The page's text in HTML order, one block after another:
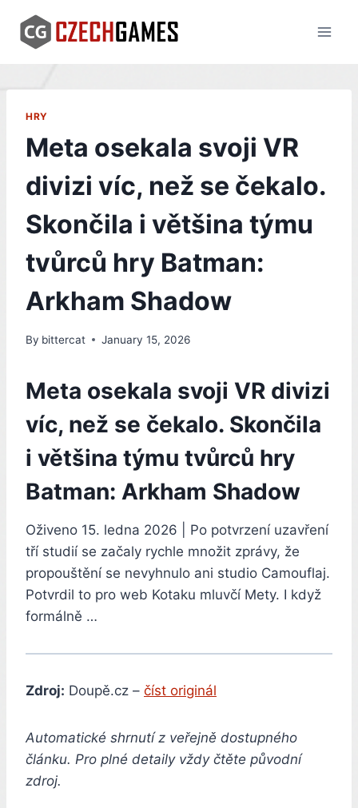
content
HRY
Meta osekala svoji VR
divizi víc, než se čekalo.
Skončila i většina týmu
tvůrců hry Batman:
Arkham Shadow
By bittercat January 15, 2026
Meta osekala svoji VR divizi
víc, než se čekalo. Skončila
i většina týmu tvůrců hry
Batman: Arkham Shadow
Oživeno 15. ledna 2026 | Po potvrzení uzavření
tří studií se začaly rychle množit zprávy, že
propouštění se nevyhnulo ani studio Camouflaj.
Potvrdil to pro web Kotaku mluvčí Mety. I když
formálně …
Zdroj: Doupě.cz – číst originál
Automatické shrnutí z veřejně dostupného
článku. Pro plné detaily vždy čtěte původní
zdroj.